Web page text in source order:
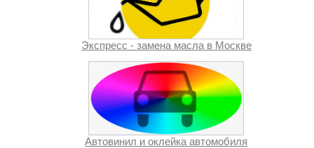
Экспресс - замена масла в Москве
Автовинил и оклейка автомобиля